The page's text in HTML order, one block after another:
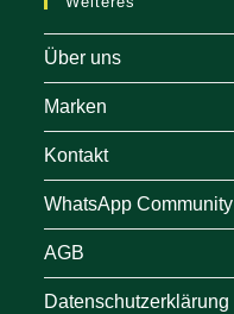
Über uns
Marken
Kontakt
WhatsApp Community
AGB
Datenschutzerklärung